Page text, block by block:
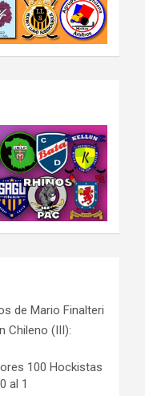
de Mario Finalteri
Chileno (III):
100 Hockistas
al 1